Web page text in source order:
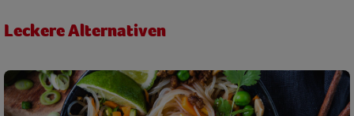
Leckere Alternativen